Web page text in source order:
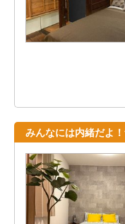
みんなには内緒だよ